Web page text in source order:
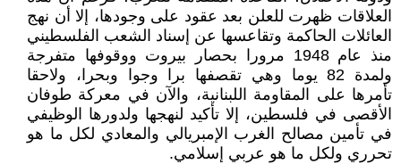
العلاقات ظهرت للعلن بعد عقود على وجودها، إلا أن نهج
العائلات الحاكمة وتقاعسها عن إسناد الشعب الفلسطيني
منذ عام 1948 مرورا بحصار بيروت ووقوفها متفرجة
ولمدة 82 يوما وهي تقصفها برا وجوا وبحرا، ولاحقا
تأمرها على المقاومة اللبنانية، والآن في معركة طوفان
الأقصى في فلسطين، إلا تأكيد لنهجها ولدورها الوظيفي
في تأمين مصالح الغرب الإمبريالي والمعادي لكل ما هو
تحرري ولكل ما هو عربي إسلامي.